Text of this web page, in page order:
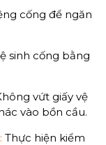
cống để ngăn
sinh cống bằng
vứt giấy vệ
vào bồn cầu.
Thực hiện kiểm